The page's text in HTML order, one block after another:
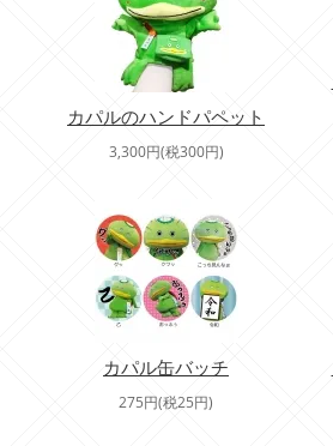
カパルのハンドパペット
3,300円(税300円)
カパル缶バッチ
275円(税25円)